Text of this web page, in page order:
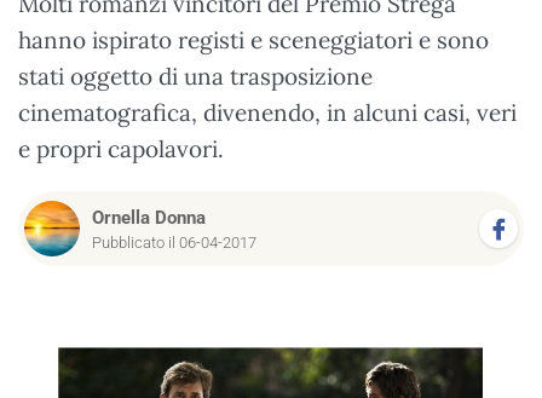
hanno ispirato registi e sceneggiatori e sono
stati oggetto di una trasposizione
cinematografica, divenendo, in alcuni casi, veri
e propri capolavori.
Ornella Donna
Pubblicato il 06-04-2017